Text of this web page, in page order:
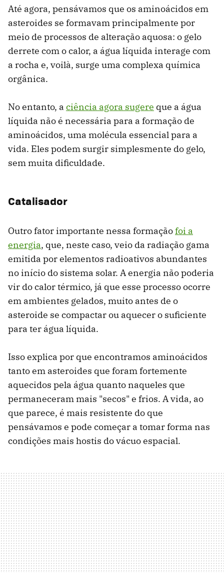
Até agora, pensávamos que os aminoácidos em
asteroides se formavam principalmente por
meio de processos de alteração aquosa: o gelo
derrete com o calor, a água líquida interage com
a rocha e, voilà, surge uma complexa química
orgânica.
No entanto, a ciência agora sugere que a água
líquida não é necessária para a formação de
aminoácidos, uma molécula essencial para a
vida. Eles podem surgir simplesmente do gelo,
sem muita dificuldade.
Catalisador
Outro fator importante nessa formaçãofoi a
energia, que, neste caso, veio da radiação gama
emitida por elementos radioativos abundantes
no início do sistema solar. A energia não poderia
vir do calor térmico, já que esse processo ocorre
em ambientes gelados, muito antes de o
asteroide se compactar ou aquecer o suficiente
para ter água líquida.
Isso explica por que encontramos aminoácidos
tanto em asteroides que foram fortemente
aquecidos pela água quanto naqueles que
permaneceram mais "secos" e frios. A vida, ao
que parece, é mais resistente do que
pensávamos e pode começar a tomar forma nas
condições mais hostis do vácuo espacial.